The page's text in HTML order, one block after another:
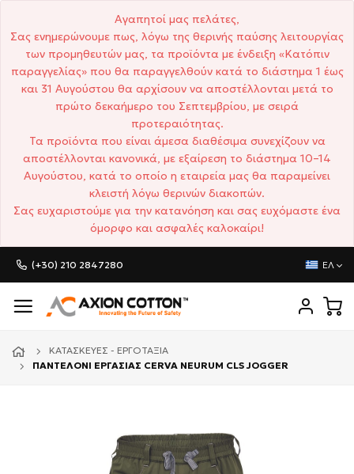
Αγαπητοί μας πελάτες,
Σας ενημερώνουμε πως, λόγω της θερινής παύσης λειτουργίας
των προμηθευτών μας, τα προϊόντα με ένδειξη «Κατόπιν
παραγγελίας» που θα παραγγελθούν κατά το διάστημα 1 έως
και 31 Αυγούστου θα αρχίσουν να αποστέλλονται μετά το
πρώτο δεκαήμερο του Σεπτεμβρίου, με σειρά
προτεραιότητας.
Τα προϊόντα που είναι άμεσα διαθέσιμα συνεχίζουν να
αποστέλλονται κανονικά, με εξαίρεση το διάστημα 10–14
Αυγούστου, κατά το οποίο η εταιρεία μας θα παραμείνει
κλειστή λόγω θερινών διακοπών.
Σας ευχαριστούμε για την κατανόηση και σας ευχόμαστε ένα
όμορφο και ασφαλές καλοκαίρι!
(+30) 210 2847280 ΕΛ
ΚΑΤΑΣΚΕΥΈΣ - ΕΡΓΟΤΆΞΙΑ
ΠΑΝΤΕΛΟΝΙ ΕΡΓΑΣΙΑΣ CERVA NEURUM CLS JOGGER